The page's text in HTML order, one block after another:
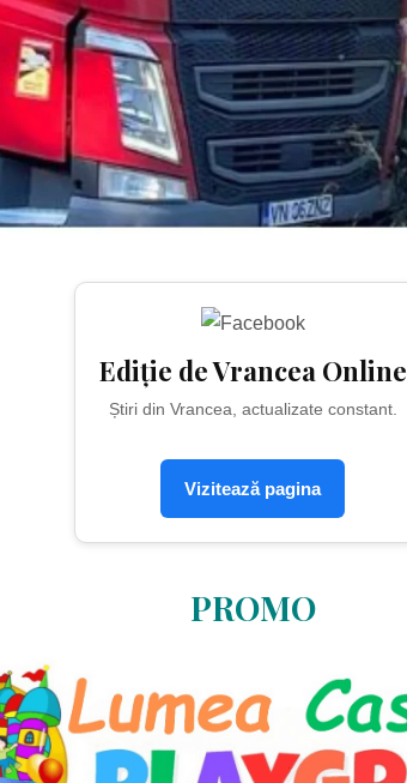
Ediție de Vrancea Online
Știri din Vrancea, actualizate constant.
Vizitează pagina
PROMO